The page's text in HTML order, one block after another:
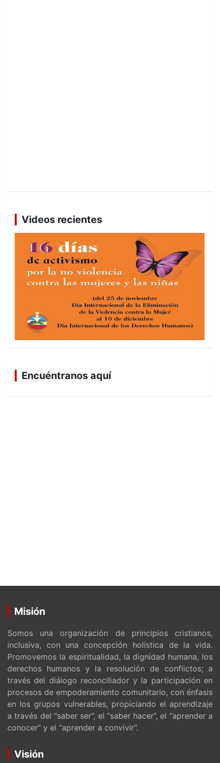
Videos recientes
Encuéntranos aquí
Misión
Somos una organización de principios cristianos,
inclusiva, con una concepción holística de la vida.
Promovemos la espiritualidad, la dignidad humana, los
derechos humanos y la resolución de conflictos; a
través del diálogo reconciliador y la participación en
procesos de empoderamiento comunitario, con énfasis
en los grupos vulnerables, propiciando el aprendizaje
a través del “saber ser”, el “saber hacer”, el “aprender a
conocer” y el “aprender a convivir”.
Visión